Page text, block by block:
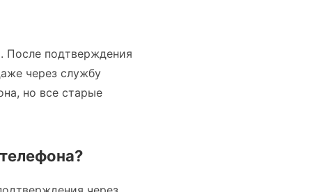
После подтверждения
через службу
но все старые